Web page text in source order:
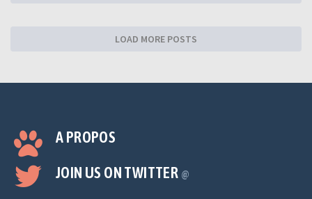
LOAD MORE POSTS
A PROPOS
JOIN US ON TWITTER @